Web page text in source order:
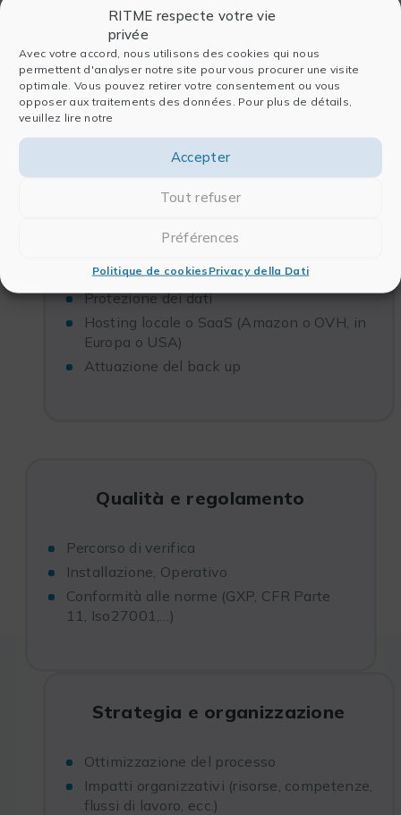
RITME respecte votre vie
privée
Avec votre accord, nous utilisons des cookies qui nous
permettent d'analyser notre site pour vous procurer une visite
optimale. Vous pouvez retirer votre consentement ou vous
opposer aux traitements des données. Pour plus de détails,
veuillez lire notre
Accepter
Tout refuser
Préférences
Politique de cookies Privacy della Dati
Follow-up del progetto di sviluppo e test
di ricevuta
Integrazione: recupero e migrazione dei
dati
Monitoraggio ed evoluzione della
soluzione
Supporto tecnico di vari livelli
Protezione dei dati
Hosting locale o SaaS (Amazon o OVH, in
Europa o USA)
Attuazione del back up
Qualità e regolamento
Percorso di verifica
Installazione, Operativo
Conformità alle norme (GXP, CFR Parte
11, Iso27001,…)
Strategia e organizzazione
Ottimizzazione del processo
Impatti organizzativi (risorse, competenze,
flussi di lavoro, ecc.)